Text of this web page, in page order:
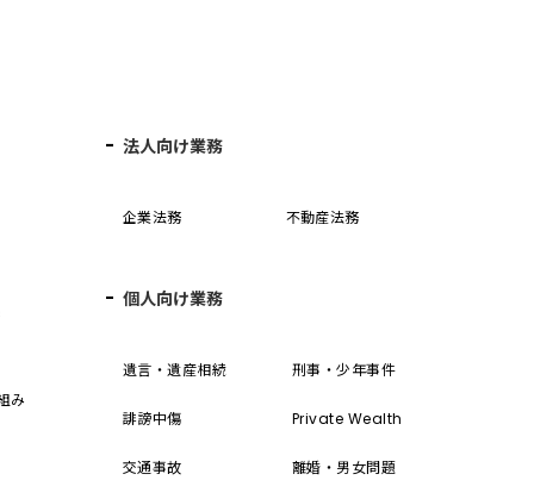
み
法人向け業務
企業法務 不動産法務
個人向け業務
遺言・遺産相続 刑事・少年事件
誹謗中傷 Private Wealth
交通事故 離婚・男女問題